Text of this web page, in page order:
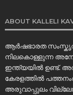
ABOUT KALLELI
ആർഷഭാരത
നിലകൊള്ളുന്ന
ഇന്ത്യയിൽ ഉണ്ട്.
കേരളത്തിൽ
അരുവാപ്പുലം